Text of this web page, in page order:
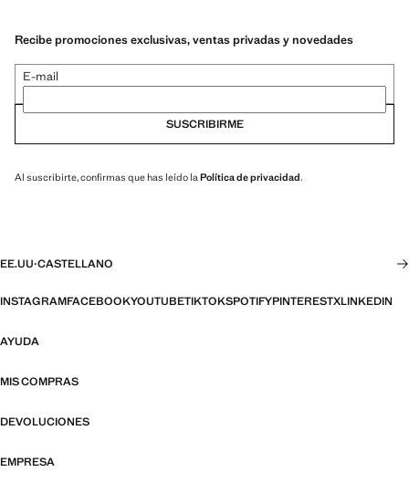
Recibe promociones exclusivas, ventas privadas y novedades
E-mail
SUSCRIBIRME
Al suscribirte, confirmas que has leído la Política de privacidad.
EE.UU·CASTELLANO
INSTAGRAMFACEBOOKYOUTUBETIKTOKSPOTIFYPINTERESTXLINKEDIN
AYUDA
MIS COMPRAS
DEVOLUCIONES
EMPRESA